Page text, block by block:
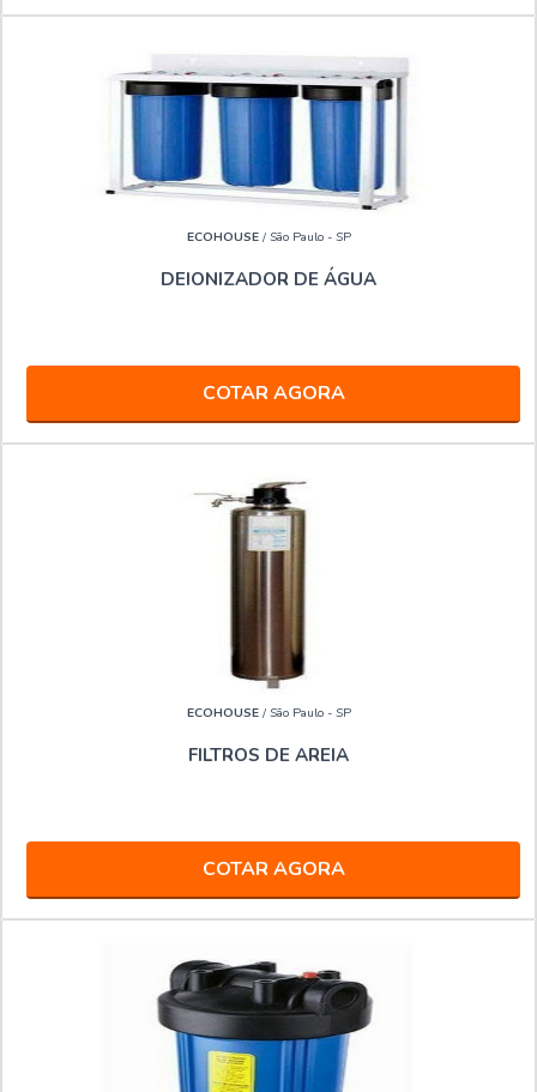
ECOHOUSE/ São Paulo - SP
DEIONIZADOR DE ÁGUA
COTAR AGORA
ECOHOUSE/ São Paulo - SP
FILTROS DE AREIA
COTAR AGORA